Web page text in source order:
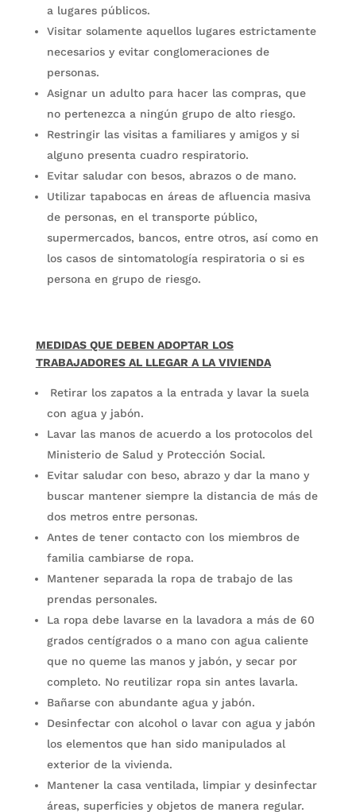
a lugares públicos.
Visitar solamente aquellos lugares estrictamente
necesarios y evitar conglomeraciones de
personas.
Asignar un adulto para hacer las compras, que
no pertenezca a ningún grupo de alto riesgo.
Restringir las visitas a familiares y amigos y si
alguno presenta cuadro respiratorio.
Evitar saludar con besos, abrazos o de mano.
Utilizar tapabocas en áreas de afluencia masiva
de personas, en el transporte público,
supermercados, bancos, entre otros, así como en
los casos de sintomatología respiratoria o si es
persona en grupo de riesgo.
MEDIDAS QUE DEBEN ADOPTAR LOS
TRABAJADORES AL LLEGAR A LA VIVIENDA
Retirar los zapatos a la entrada y lavar la suela
con agua y jabón.
Lavar las manos de acuerdo a los protocolos del
Ministerio de Salud y Protección Social.
Evitar saludar con beso, abrazo y dar la mano y
buscar mantener siempre la distancia de más de
dos metros entre personas.
Antes de tener contacto con los miembros de
familia cambiarse de ropa.
Mantener separada la ropa de trabajo de las
prendas personales.
La ropa debe lavarse en la lavadora a más de 60
grados centígrados o a mano con agua caliente
que no queme las manos y jabón, y secar por
completo. No reutilizar ropa sin antes lavarla.
Bañarse con abundante agua y jabón.
Desinfectar con alcohol o lavar con agua y jabón
los elementos que han sido manipulados al
exterior de la vivienda.
Mantener la casa ventilada, limpiar y desinfectar
áreas, superficies y objetos de manera regular.